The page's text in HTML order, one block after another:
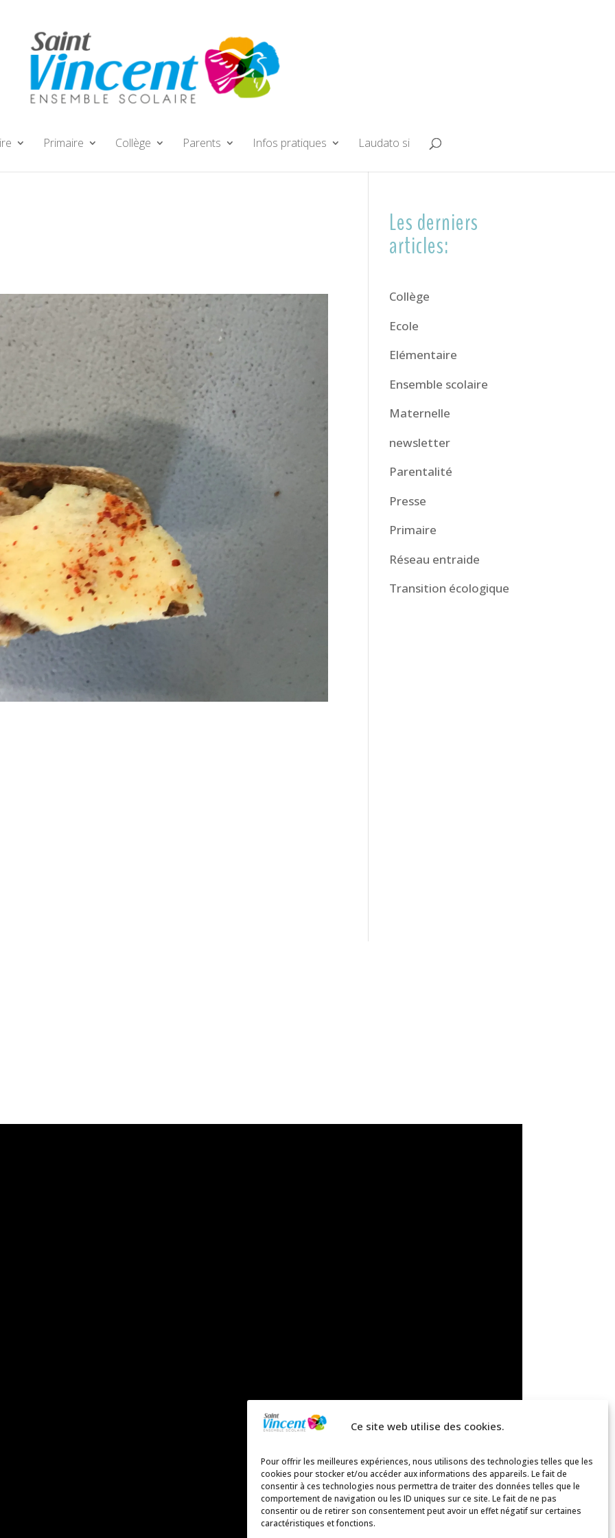
Ce site web utilise des cookies.
Pour offrir les meilleures expériences, nous utilisons des technologies telles que les
cookies pour stocker et/ou accéder aux informations des appareils. Le fait de
consentir à ces technologies nous permettra de traiter des données telles que le
comportement de navigation ou les ID uniques sur ce site. Le fait de ne pas
consentir ou de retirer son consentement peut avoir un effet négatif sur certaines
caractéristiques et fonctions.
Primaire Collège Parents Infos pratiques Laudato si
Les derniers
articles:
Collège
Ecole
Elémentaire
Ensemble scolaire
Maternelle
newsletter
Parentalité
Presse
Primaire
Réseau entraide
Transition écologique